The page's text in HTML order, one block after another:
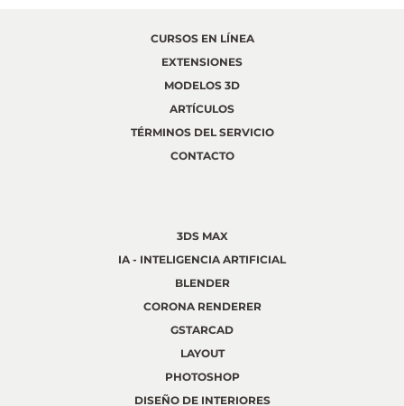
CURSOS EN LÍNEA
EXTENSIONES
MODELOS 3D
ARTÍCULOS
TÉRMINOS DEL SERVICIO
CONTACTO
3DS MAX
IA - INTELIGENCIA ARTIFICIAL
BLENDER
CORONA RENDERER
GSTARCAD
LAYOUT
PHOTOSHOP
DISEÑO DE INTERIORES